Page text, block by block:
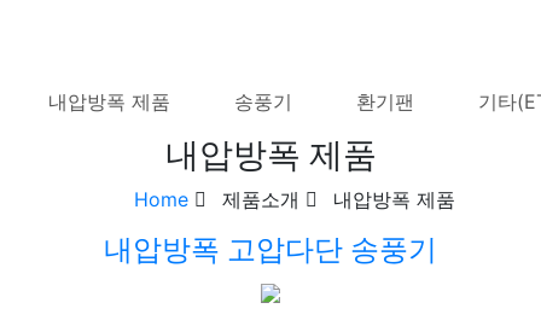
내압방폭 제품 송풍기 환기팬 기타
내압방폭 제품
Home 제품소개 내압방폭 제품
내압방폭 고압다단 송풍기